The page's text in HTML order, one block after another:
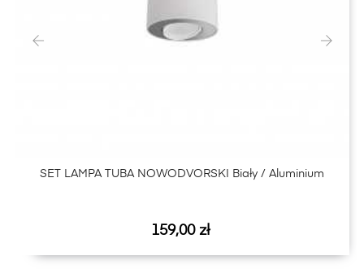
SET LAMPA TUBA NOWODVORSKI Biały / Aluminium
Cena
159,00 zł